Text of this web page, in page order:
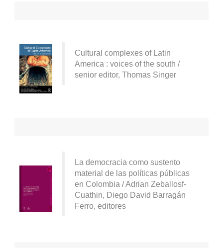
Cultural complexes of Latin
America : voices of the south /
senior editor, Thomas Singer
La democracia como sustento
material de las políticas públicas
en Colombia / Adrian Zeballosf-
Cuathin, Diego David Barragán
Ferro, editores